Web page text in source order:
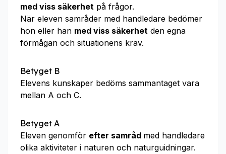
med viss säkerhet på frågor.
När eleven samråder med handledare bedömer
hon eller han med viss säkerhet den egna
förmågan och situationens krav.
Betyget B
Elevens kunskaper bedöms sammantaget vara
mellan A och C.
Betyget A
Eleven genomför efter samråd med handledare
olika aktiviteter i naturen och naturguidningar.